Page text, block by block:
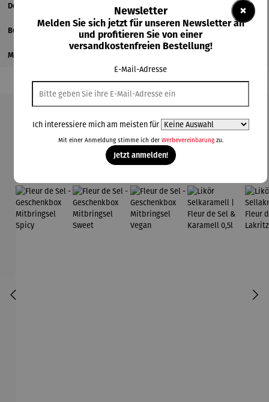
Details
Bewertungen
Magazinbeitrag
Produktgalerie überspringen
Kunden kauften auch
×
Newsletter
Melden Sie sich jetzt für unseren Newsletter an
und profitieren Sie von einer
versandkostenfreien Bestellung!
E-Mail-Adresse
Ich interessiere mich am meisten für
Mit einer Anmeldung stimme ich der Werbevereinbarungzu.
Jetzt anmelden!